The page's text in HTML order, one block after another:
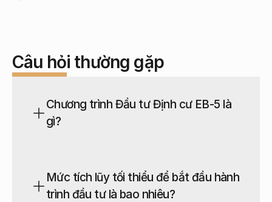
Câu hỏi thường gặp
Chương trình Đầu tư Định cư EB-5 là
gì?
Mức tích lũy tối thiểu để bắt đầu hành
trình đầu tư là bao nhiêu?